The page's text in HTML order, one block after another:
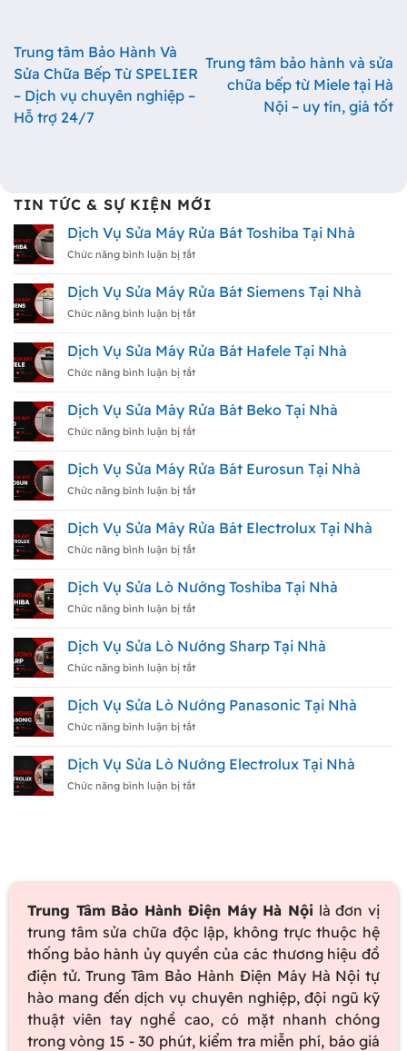
Trung tâm Bảo Hành Và
Sửa Chữa Bếp Từ SPELIER
– Dịch vụ chuyên nghiệp –
Hỗ trợ 24/7
Trung tâm bảo hành và sửa
chữa bếp từ Miele tại Hà
Nội – uy tín, giá tốt
TIN TỨC & SỰ KIỆN MỚI
Dịch Vụ Sửa Máy Rửa Bát Toshiba Tại Nhà
Chức năng bình luận bị tắtở
Sửa
Máy
Toshiba
Tại
Dịch Vụ Sửa Máy Rửa Bát Siemens Tại Nhà
Chức năng bình luận bị tắtở
Sửa
Máy
Siemens
Tại
Dịch Vụ Sửa Máy Rửa Bát Hafele Tại Nhà
Chức năng bình luận bị tắtở
Sửa
Máy
Hafele
Tại
Dịch Vụ Sửa Máy Rửa Bát Beko Tại Nhà
Chức năng bình luận bị tắtở
Sửa
Máy
Beko
Tại
Dịch Vụ Sửa Máy Rửa Bát Eurosun Tại Nhà
Chức năng bình luận bị tắtở
Sửa
Máy
Eurosun
Tại
Dịch Vụ Sửa Máy Rửa Bát Electrolux Tại Nhà
Chức năng bình luận bị tắtở
Sửa
Máy
Electrolux
Tại
Dịch Vụ Sửa Lò Nướng Toshiba Tại Nhà
Chức năng bình luận bị tắtở
Sửa
Lò
Tại
Nhà
Dịch Vụ Sửa Lò Nướng Sharp Tại Nhà
Chức năng bình luận bị tắtở
Sửa
Lò
Tại
Nhà
Dịch Vụ Sửa Lò Nướng Panasonic Tại Nhà
Chức năng bình luận bị tắtở
Sửa
Lò
Dịch Vụ Sửa Lò Nướng Electrolux Tại Nhà
Chức năng bình luận bị tắtở
Trung Tâm Bảo Hành Điện Máy Hà Nội là đơn vị
trung tâm sửa chữa độc lập, không trực thuộc hệ
thống bảo hành ủy quyền của các thương hiệu đồ
điện tử. Trung Tâm Bảo Hành Điện Máy Hà Nội tự
hào mang đến dịch vụ chuyên nghiệp, đội ngũ kỹ
thuật viên tay nghề cao, có mặt nhanh chóng
trong vòng 15 - 30 phút, kiểm tra miễn phí, báo giá